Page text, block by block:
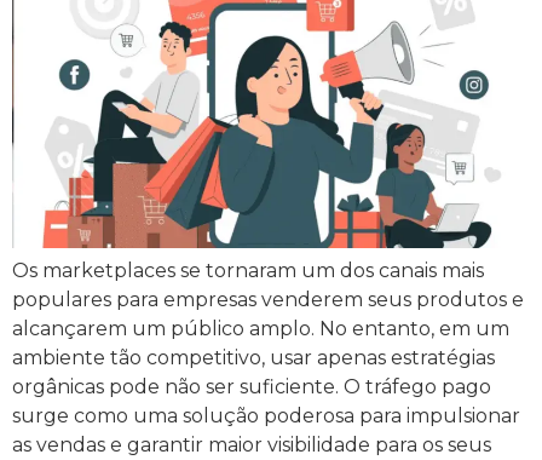
Os marketplaces se tornaram um dos canais mais
populares para empresas venderem seus produtos e
alcançarem um público amplo. No entanto, em um
ambiente tão competitivo, usar apenas estratégias
orgânicas pode não ser suficiente. O tráfego pago
surge como uma solução poderosa para impulsionar
as vendas e garantir maior visibilidade para os seus